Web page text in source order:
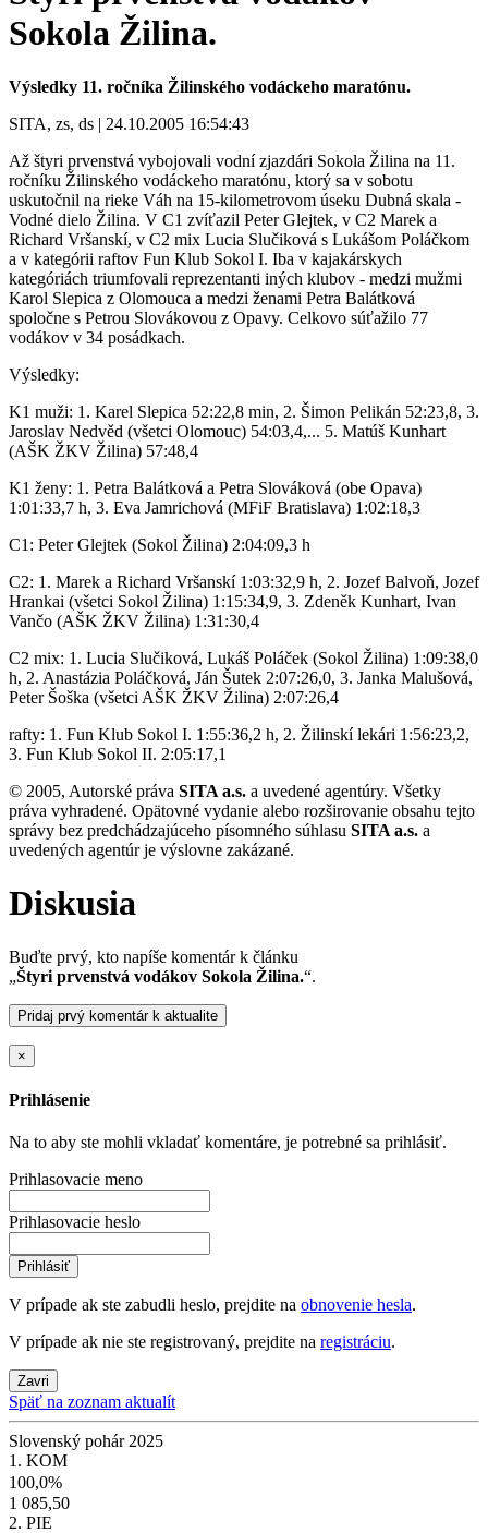
Sokola Žilina.
Výsledky 11. ročníka Žilinského vodáckeho maratónu.
SITA, zs, ds | 24.10.2005 16:54:43
Až štyri prvenstvá vybojovali vodní zjazdári Sokola Žilina na 11.
ročníku Žilinského vodáckeho maratónu, ktorý sa v sobotu
uskutočnil na rieke Váh na 15-kilometrovom úseku Dubná skala -
Vodné dielo Žilina. V C1 zvíťazil Peter Glejtek, v C2 Marek a
Richard Vršanskí, v C2 mix Lucia Slučiková s Lukášom Poláčkom
a v kategórii raftov Fun Klub Sokol I. Iba v kajakárskych
kategóriách triumfovali reprezentanti iných klubov - medzi mužmi
Karol Slepica z Olomouca a medzi ženami Petra Balátková
spoločne s Petrou Slovákovou z Opavy. Celkovo súťažilo 77
vodákov v 34 posádkach.
Výsledky:
K1 muži: 1. Karel Slepica 52:22,8 min, 2. Šimon Pelikán 52:23,8, 3.
Jaroslav Nedvěd (všetci Olomouc) 54:03,4,... 5. Matúš Kunhart
(AŠK ŽKV Žilina) 57:48,4
K1 ženy: 1. Petra Balátková a Petra Slováková (obe Opava)
1:01:33,7 h, 3. Eva Jamrichová (MFiF Bratislava) 1:02:18,3
C1: Peter Glejtek (Sokol Žilina) 2:04:09,3 h
C2: 1. Marek a Richard Vršanskí 1:03:32,9 h, 2. Jozef Balvoň, Jozef
Hrankai (všetci Sokol Žilina) 1:15:34,9, 3. Zdeněk Kunhart, Ivan
Vančo (AŠK ŽKV Žilina) 1:31:30,4
C2 mix: 1. Lucia Slučiková, Lukáš Poláček (Sokol Žilina) 1:09:38,0
h, 2. Anastázia Poláčková, Ján Šutek 2:07:26,0, 3. Janka Malušová,
Peter Šoška (všetci AŠK ŽKV Žilina) 2:07:26,4
rafty: 1. Fun Klub Sokol I. 1:55:36,2 h, 2. Žilinskí lekári 1:56:23,2,
3. Fun Klub Sokol II. 2:05:17,1
© 2005, Autorské práva SITA a.s. a uvedené agentúry. Všetky
práva vyhradené. Opätovné vydanie alebo rozširovanie obsahu tejto
správy bez predchádzajúceho písomného súhlasu SITA a.s. a
uvedených agentúr je výslovne zakázané.
Diskusia
Buďte prvý, kto napíše komentár k článku
„Štyri prvenstvá vodákov Sokola Žilina.“.
Pridaj prvý komentár k aktualite
×
Prihlásenie
Na to aby ste mohli vkladať komentáre, je potrebné sa prihlásiť.
Prihlasovacie meno
Prihlasovacie heslo
Prihlásiť
V prípade ak ste zabudli heslo, prejdite na obnovenie hesla.
V prípade ak nie ste registrovaný, prejdite na registráciu.
Zavri
Späť na zoznam aktualít
Slovenský pohár 2025
1. KOM
100,0%
1 085,50
2. PIE